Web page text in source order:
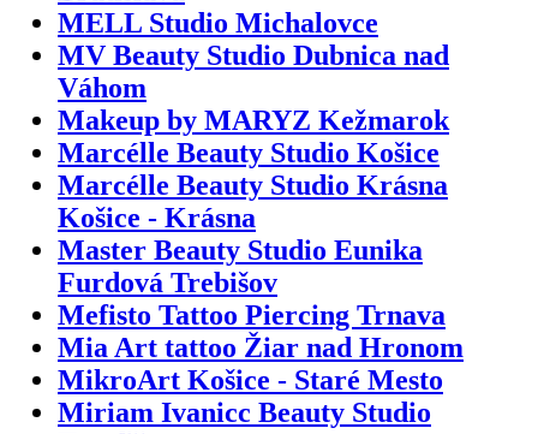
MELL Studio Michalovce
MV Beauty Studio Dubnica nad
Váhom
Makeup by MARYZ Kežmarok
Marcélle Beauty Studio Košice
Marcélle Beauty Studio Krásna
Košice - Krásna
Master Beauty Studio Eunika
Furdová Trebišov
Mefisto Tattoo Piercing Trnava
Mia Art tattoo Žiar nad Hronom
MikroArt Košice - Staré Mesto
Miriam Ivanicc Beauty Studio